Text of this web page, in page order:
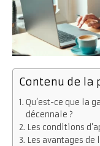
Contenu de la
Qu’est-ce que la
décennale ?
Les conditions
Les avantages